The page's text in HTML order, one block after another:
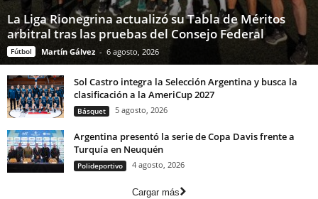
La Liga Rionegrina actualizó su Tabla de Méritos
arbitral tras las pruebas del Consejo Federal
Fútbol Martín Gálvez - 6 agosto, 2026
Sol Castro integra la Selección Argentina y busca la
clasificación a la AmeriCup 2027
Básquet 5 agosto, 2026
Argentina presentó la serie de Copa Davis frente a
Turquía en Neuquén
Polideportivo 4 agosto, 2026
Cargar más